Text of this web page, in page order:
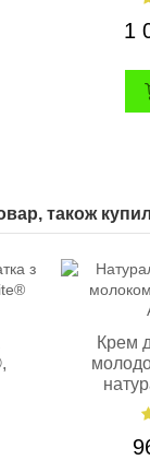
1
також
Крем